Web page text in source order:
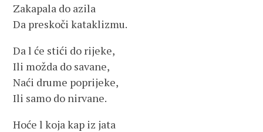
Zakapala do azila
Da preskoči kataklizmu.
Da l će stići do rijeke,
Ili možda do savane,
Naći drume poprijeke,
Ili samo do nirvane.
Hoće l koja kap iz jata